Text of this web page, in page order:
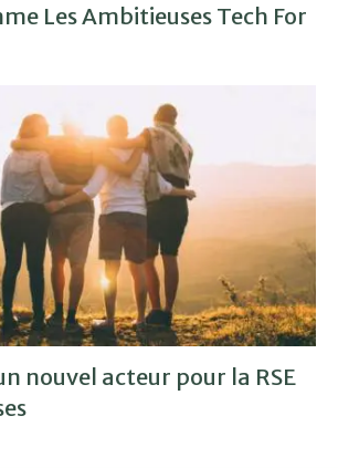
Les Ambitieuses Tech For
nouvel acteur pour la RSE